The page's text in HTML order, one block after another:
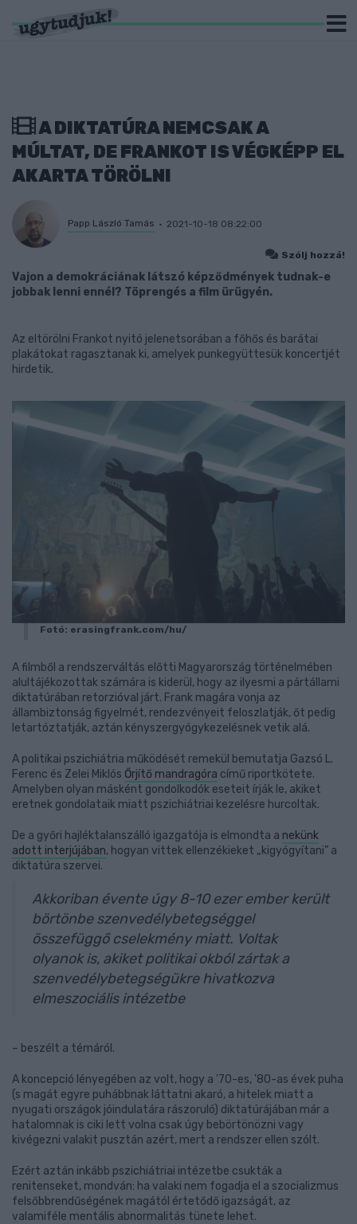
A DIKTATÚRA NEMCSAK A
MÚLTAT, DE FRANKOT IS VÉGKÉPP EL
AKARTA TÖRÖLNI
Papp László Tamás 2021-10-18 08:22:00
Szólj hozzá!
Vajon a demokráciának látszó képződmények tudnak-e
jobbak lenni ennél? Töprengés a film ürügyén.
Az eltörölni Frankot nyitó jelenetsorában a főhős és barátai
plakátokat ragasztanak ki, amelyek punkegyüttesük koncertjét
hirdetik.
Fotó: erasingfrank.com/hu/
A filmből a rendszerváltás előtti Magyarország történelmében
alultájékozottak számára is kiderül, hogy az ilyesmi a pártállami
diktatúrában retorzióval járt. Frank magára vonja az
állambiztonság figyelmét, rendezvényeit feloszlatják, őt pedig
letartóztatják, aztán kényszergyógykezelésnek vetik alá.
A politikai pszichiátria működését remekül bemutatja Gazsó L.
Ferenc és Zelei Miklós Őrjítő mandragóra című riportkötete.
Amelyben olyan másként gondolkodók eseteit írják le, akiket
eretnek gondolataik miatt pszichiátriai kezelésre hurcoltak.
De a győri hajléktalanszálló igazgatója is elmondta a nekünk
adott interjújában, hogyan vittek ellenzékieket „kigyógyítani” a
diktatúra szervei.
Akkoriban évente úgy 8-10 ezer ember került
börtönbe szenvedélybetegséggel
összefüggő cselekmény miatt. Voltak
olyanok is, akiket politikai okból zártak a
szenvedélybetegségükre hivatkozva
elmeszociális intézetbe
– beszélt a témáról.
A koncepció lényegében az volt, hogy a '70-es, '80-as évek puha
(s magát egyre puhábbnak láttatni akaró, a hitelek miatt a
nyugati országok jóindulatára rászoruló) diktatúrájában már a
hatalomnak is ciki lett volna csak úgy bebörtönözni vagy
kivégezni valakit pusztán azért, mert a rendszer ellen szólt.
Ezért aztán inkább pszichiátriai intézetbe csukták a
renitenseket, mondván: ha valaki nem fogadja el a szocializmus
felsőbbrendűségének magától értetődő igazságát, az
valamiféle mentális abnormalitás tünete lehet.